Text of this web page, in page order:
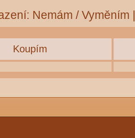
Nemám / Vyměním
Koupím